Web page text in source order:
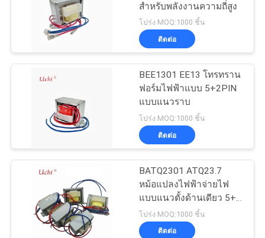
คุณภาพ
ติดต่อ
BLOG
แผ่นทำความเย็น
เหลว
NTC Thermistor
87
สำหรับพลังงานความถี่สูง
โปร่ง MOQ:1000 ชิ้น
ติดต่อ
BEE1301 EE13 โทรทราน
ฟอร์มไฟฟ้าแบบ 5+2PIN
แบบแนวราบ
โปร่ง MOQ:1000 ชิ้น
ติดต่อ
BATQ2301 ATQ23.7
หม้อแปลงไฟฟ้าจ่ายไฟ
แบบแนวตั้งด้านเดียว 5+2
พินตรงกลาง ความถี่สูง
โปร่ง MOQ:1000 ชิ้น
ติดต่อ